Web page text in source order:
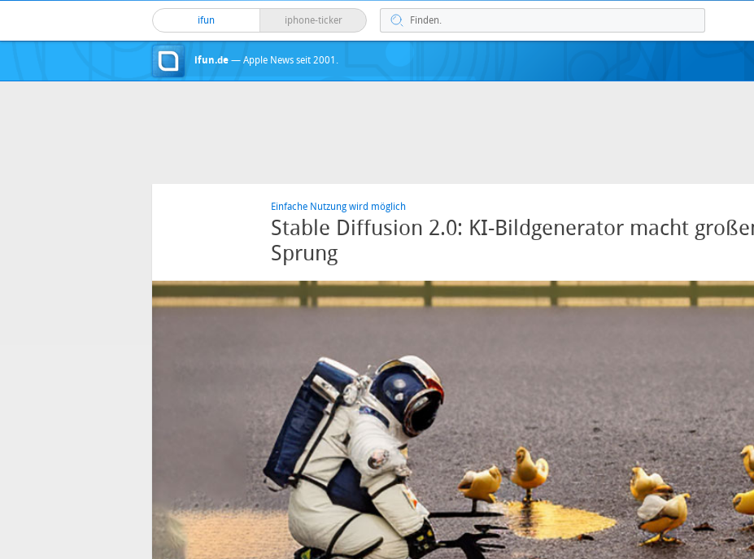
ifun iphone-ticker
ifun.de — Apple News seit 2001.
Einfache Nutzung wird möglich
Stable Diffusion 2.0: KI-Bildgenerator macht
Sprung